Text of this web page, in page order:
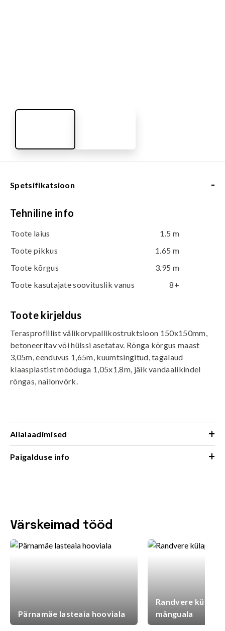
Spetsifikatsioon -
Tehniline info
Toote laius
1.5 m
Toote pikkus
1.65 m
Toote kõrgus
3.95 m
Toote kasutajate soovituslik vanus
8+
Toote kirjeldus
Terasprofiilist välikorvpallikostruktsioon 150x150mm,
betoneeritav või hülssi asetatav. Rõnga kõrgus maast
3,05m, eenduvus 1,65m, kuumtsingitud, tagalaud
klaasplastist mõõduga 1,05x1,8m, jäik vandaalikindel
rõngas, nailonvõrk.
Allalaadimised +
Paigalduse info +
Värskeimad tööd
Pärnamäe lasteaia hooviala
Randvere
mänguala